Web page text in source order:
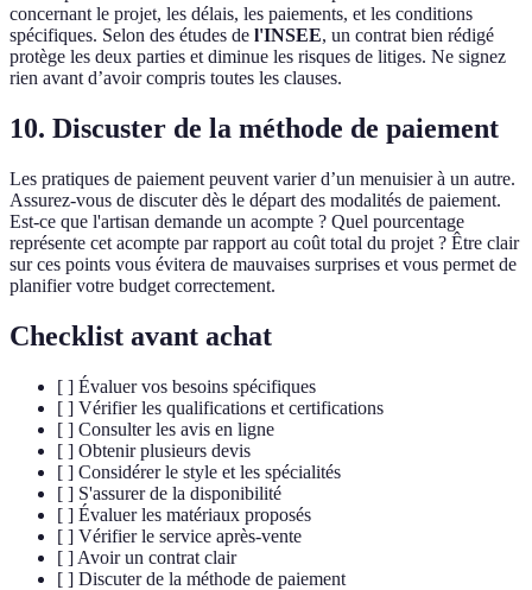
concernant le projet, les délais, les paiements, et les conditions
spécifiques. Selon des études de l'INSEE, un contrat bien rédigé
protège les deux parties et diminue les risques de litiges. Ne signez
rien avant d’avoir compris toutes les clauses.
10. Discuster de la méthode de paiement
Les pratiques de paiement peuvent varier d’un menuisier à un autre.
Assurez-vous de discuter dès le départ des modalités de paiement.
Est-ce que l'artisan demande un acompte ? Quel pourcentage
représente cet acompte par rapport au coût total du projet ? Être clair
sur ces points vous évitera de mauvaises surprises et vous permet de
planifier votre budget correctement.
Checklist avant achat
[ ] Évaluer vos besoins spécifiques
[ ] Vérifier les qualifications et certifications
[ ] Consulter les avis en ligne
[ ] Obtenir plusieurs devis
[ ] Considérer le style et les spécialités
[ ] S'assurer de la disponibilité
[ ] Évaluer les matériaux proposés
[ ] Vérifier le service après-vente
[ ] Avoir un contrat clair
[ ] Discuter de la méthode de paiement